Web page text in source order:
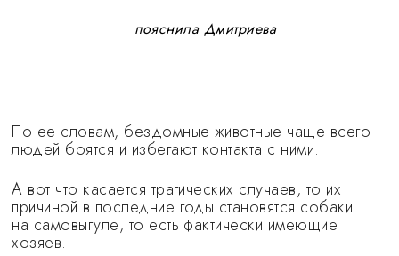
пояснила Дмитриева
По ее словам, бездомные животные чаще всего
людей боятся и избегают контакта с ними.
А вот что касается трагических случаев, то их
причиной в последние годы становятся собаки
на самовыгуле, то есть фактически имеющие
хозяев.